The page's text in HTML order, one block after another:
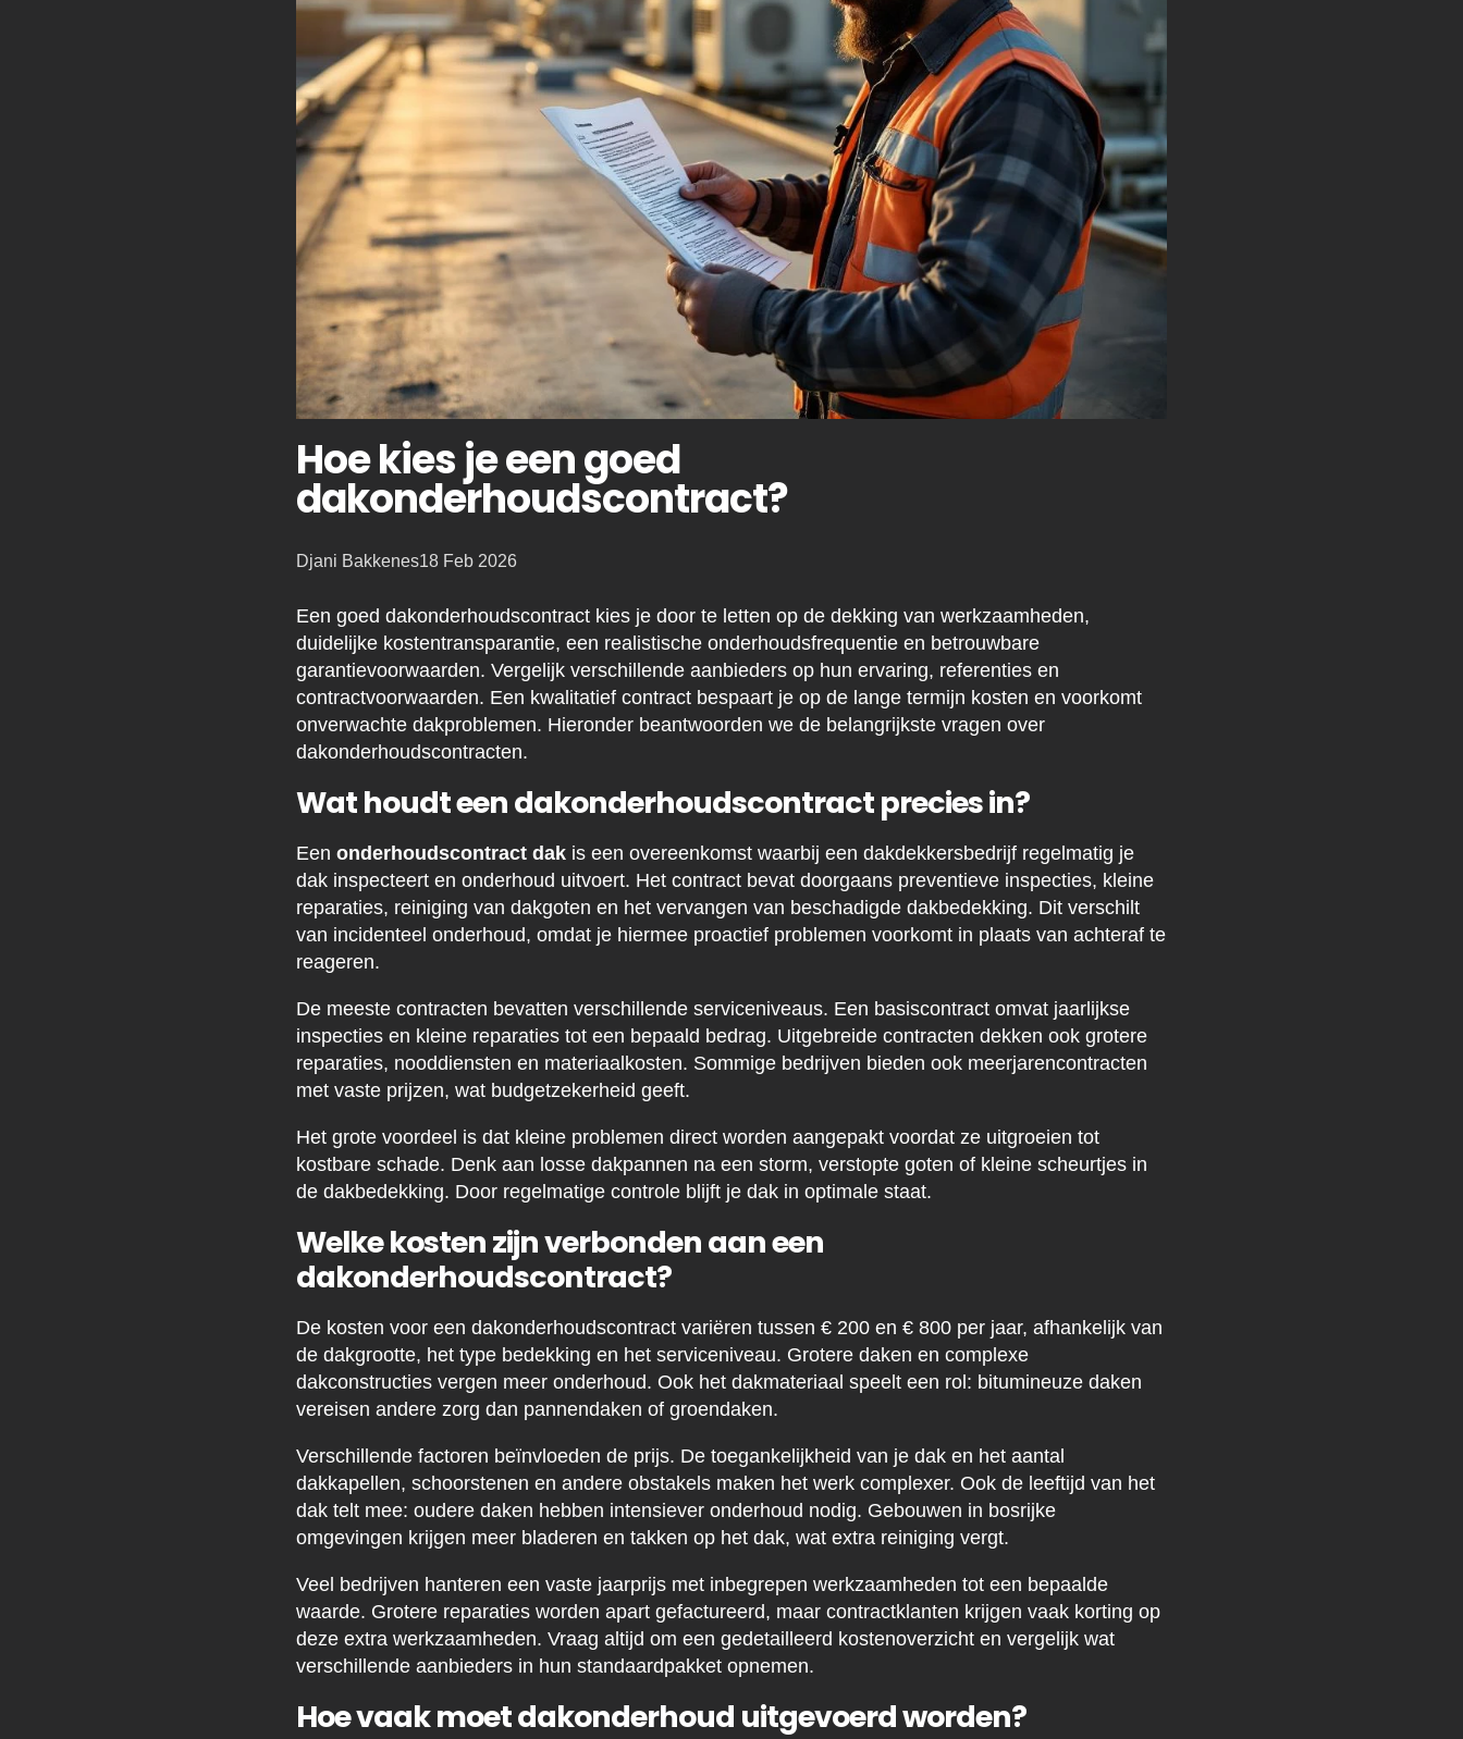
Hoe kies je een goed
dakonderhoudscontract?
Posted
Djani Bakkenes18 Feb 2026
Een goed dakonderhoudscontract kies je door te letten op de dekking van werkzaamheden,
duidelijke kostentransparantie, een realistische onderhoudsfrequentie en betrouwbare
garantievoorwaarden. Vergelijk verschillende aanbieders op hun ervaring, referenties en
contractvoorwaarden. Een kwalitatief contract bespaart je op de lange termijn kosten en voorkomt
onverwachte dakproblemen. Hieronder beantwoorden we de belangrijkste vragen over
dakonderhoudscontracten.
Wat houdt een dakonderhoudscontract precies in?
Een onderhoudscontract dak is een overeenkomst waarbij een dakdekkersbedrijf regelmatig je
dak inspecteert en onderhoud uitvoert. Het contract bevat doorgaans preventieve inspecties, kleine
reparaties, reiniging van dakgoten en het vervangen van beschadigde dakbedekking. Dit verschilt
van incidenteel onderhoud, omdat je hiermee proactief problemen voorkomt in plaats van achteraf te
reageren.
De meeste contracten bevatten verschillende serviceniveaus. Een basiscontract omvat jaarlijkse
inspecties en kleine reparaties tot een bepaald bedrag. Uitgebreide contracten dekken ook grotere
reparaties, nooddiensten en materiaalkosten. Sommige bedrijven bieden ook meerjarencontracten
met vaste prijzen, wat budgetzekerheid geeft.
Het grote voordeel is dat kleine problemen direct worden aangepakt voordat ze uitgroeien tot
kostbare schade. Denk aan losse dakpannen na een storm, verstopte goten of kleine scheurtjes in
de dakbedekking. Door regelmatige controle blijft je dak in optimale staat.
Welke kosten zijn verbonden aan een
dakonderhoudscontract?
De kosten voor een dakonderhoudscontract variëren tussen € 200 en € 800 per jaar, afhankelijk van
de dakgrootte, het type bedekking en het serviceniveau. Grotere daken en complexe
dakconstructies vergen meer onderhoud. Ook het dakmateriaal speelt een rol: bitumineuze daken
vereisen andere zorg dan pannendaken of groendaken.
Verschillende factoren beïnvloeden de prijs. De toegankelijkheid van je dak en het aantal
dakkapellen, schoorstenen en andere obstakels maken het werk complexer. Ook de leeftijd van het
dak telt mee: oudere daken hebben intensiever onderhoud nodig. Gebouwen in bosrijke
omgevingen krijgen meer bladeren en takken op het dak, wat extra reiniging vergt.
Veel bedrijven hanteren een vaste jaarprijs met inbegrepen werkzaamheden tot een bepaalde
waarde. Grotere reparaties worden apart gefactureerd, maar contractklanten krijgen vaak korting op
deze extra werkzaamheden. Vraag altijd om een gedetailleerd kostenoverzicht en vergelijk wat
verschillende aanbieders in hun standaardpakket opnemen.
Hoe vaak moet dakonderhoud uitgevoerd worden?